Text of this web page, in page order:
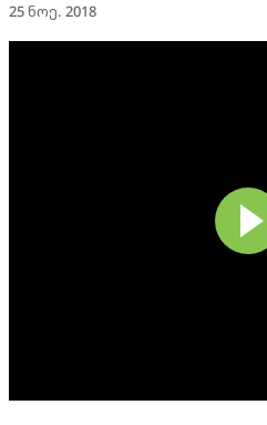
25 ნოე. 2018